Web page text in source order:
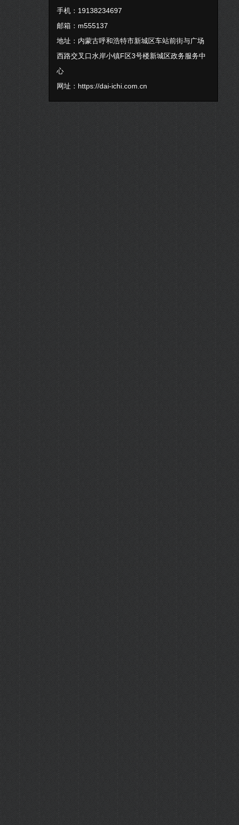
手机：19138234697
邮箱：m555137
地址：内蒙古呼和浩特市新城区车站前街与广场
西路交叉口水岸小镇F区3号楼新城区政务服务中
心
网址： https://dai-ichi.com.cn